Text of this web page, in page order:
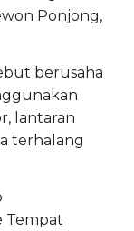
Ponjong,
berusaha
lantaran
terhalang
Tempat